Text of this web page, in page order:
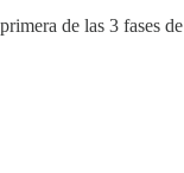
de las 3 fases